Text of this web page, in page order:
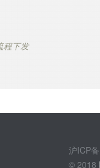
程下发
True
沪ICP
© 2018